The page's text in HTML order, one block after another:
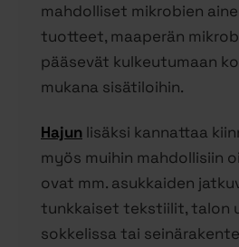
mahdolliset mikrobien
tuotteet, maaperän
pääsevät kulkeutumaan
mukana sisätiloihin.
Hajun lisäksi kannattaa
myös muihin mahdollisiin
ovat mm. asukkaiden
tunkkaiset tekstiilit, talon
sokkelissa tai